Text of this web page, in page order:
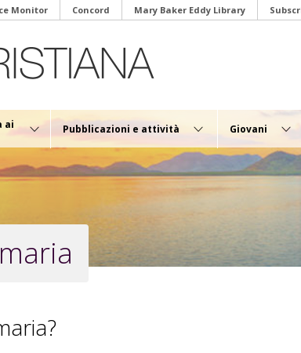
Monitor Concord Mary Baker Eddy Library
ai Pubblicazioni e attività Giovani